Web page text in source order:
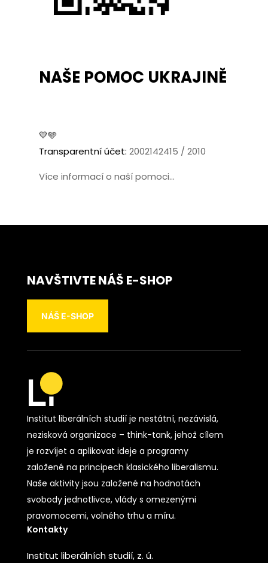
NAŠE POMOC UKRAJINĚ
💛🩵
Transparentní účet: 2002142415 / 2010
Více informací o naší pomoci...
NAVŠTIVTE NÁŠ E-SHOP
NÁŠ E-SHOP
Institut liberálních studií je nestátní, nezávislá,
nezisková organizace – think-tank, jehož cílem
je rozvíjet a aplikovat ideje a programy
založené na principech klasického liberalismu.
Naše aktivity jsou založené na hodnotách
svobody jednotlivce, vlády s omezenými
pravomocemi, volného trhu a míru.
Kontakty
Institut liberálních studií, z. ú.